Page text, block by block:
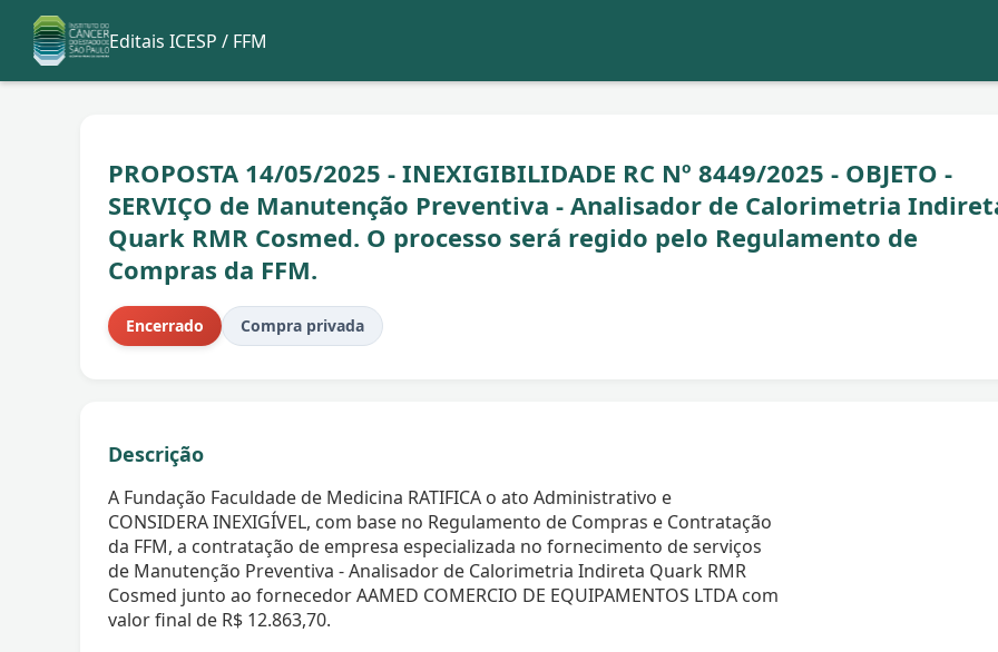
Editais ICESP / FFM
PROPOSTA 14/05/2025 - INEXIGIBILIDADE RC Nº 8449/2025 - OBJETO -
SERVIÇO de Manutenção Preventiva - Analisador de Calorimetria
Quark RMR Cosmed. O processo será regido pelo Regulamento de
Compras da FFM.
Encerrado Compra privada
Descrição
A Fundação Faculdade de Medicina RATIFICA o ato Administrativo e
CONSIDERA INEXIGÍVEL, com base no Regulamento de Compras e Contratação
da FFM, a contratação de empresa especializada no fornecimento de serviços
de Manutenção Preventiva - Analisador de Calorimetria Indireta Quark RMR
Cosmed junto ao fornecedor AAMED COMERCIO DE EQUIPAMENTOS LTDA com
valor final de R$ 12.863,70.